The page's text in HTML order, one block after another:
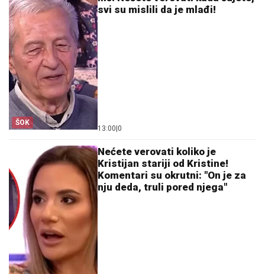
ŠOK
svi su mislili da je mlađi!
13:00 0
Nećete verovati koliko je
Kristijan stariji od Kristine!
Komentari su okrutni: "On je za
nju deda, truli pored njega"